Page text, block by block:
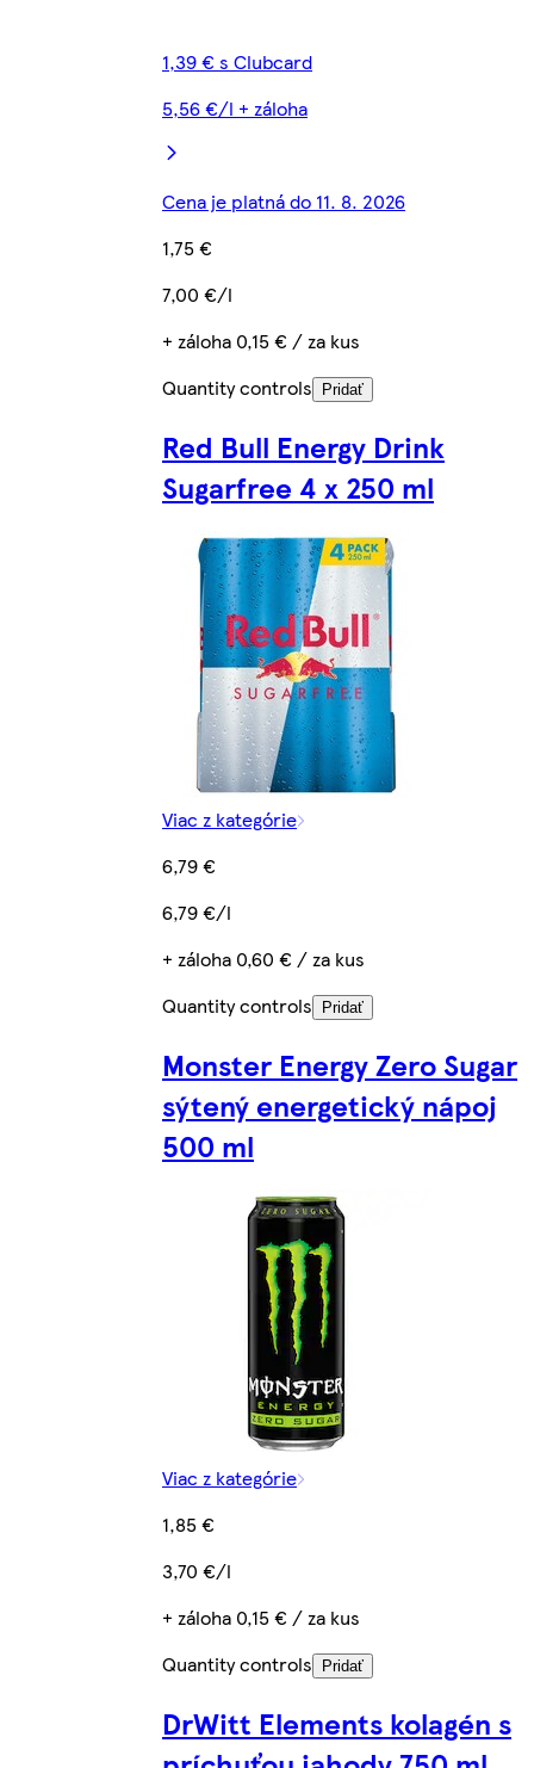
1,39 € s Clubcard
5,56 €/l + záloha
Cena je platná do 11. 8. 2026
1,75 €
7,00 €/l
+ záloha 0,15 € / za kus
Quantity controls
Pridať
Red Bull Energy Drink
Sugarfree 4 x 250 ml
Viac z kategórie
6,79 €
6,79 €/l
+ záloha 0,60 € / za kus
Quantity controls
Pridať
Monster Energy Zero Sugar
sýtený energetický nápoj
500 ml
Viac z kategórie
1,85 €
3,70 €/l
+ záloha 0,15 € / za kus
Quantity controls
Pridať
DrWitt Elements kolagén s